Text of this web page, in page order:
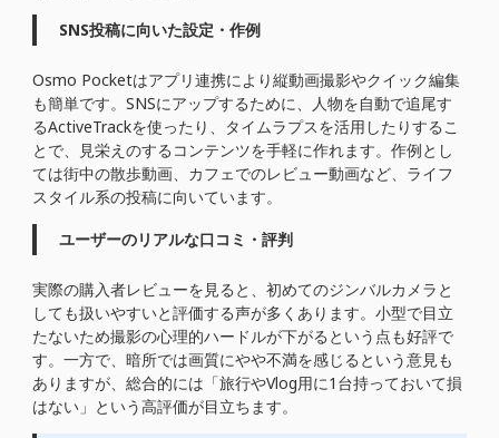
SNS投稿に向いた設定・作例
Osmo Pocketはアプリ連携により縦動画撮影やクイック編集
も簡単です。SNSにアップするために、人物を自動で追尾す
るActiveTrackを使ったり、タイムラプスを活用したりするこ
とで、見栄えのするコンテンツを手軽に作れます。作例とし
ては街中の散歩動画、カフェでのレビュー動画など、ライフ
スタイル系の投稿に向いています。
ユーザーのリアルな口コミ・評判
実際の購入者レビューを見ると、初めてのジンバルカメラと
しても扱いやすいと評価する声が多くあります。小型で目立
たないため撮影の心理的ハードルが下がるという点も好評で
す。一方で、暗所では画質にやや不満を感じるという意見も
ありますが、総合的には「旅行やVlog用に1台持っておいて損
はない」という高評価が目立ちます。